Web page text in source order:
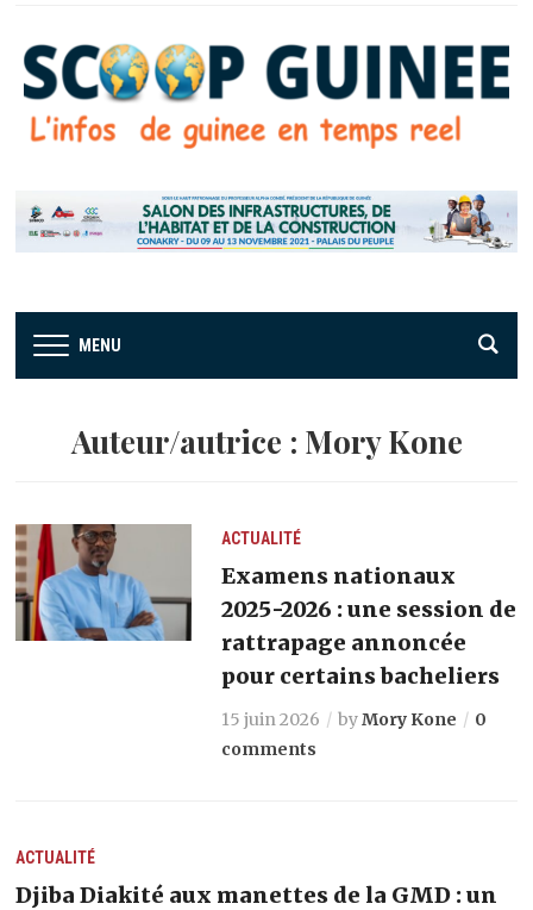
MENU
Auteur/autrice : Mory Kone
ACTUALITÉ
Examens nationaux
2025-2026 : une session de
rattrapage annoncée
pour certains bacheliers
15 juin 2026 byMory Kone
0
comments
ACTUALITÉ
Djiba Diakité aux manettes de la GMD : un